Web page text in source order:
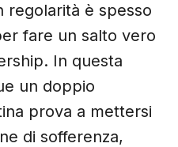
regolarità è spesso
fare un salto vero
In questa
un doppio
prova a mettersi
di sofferenza,